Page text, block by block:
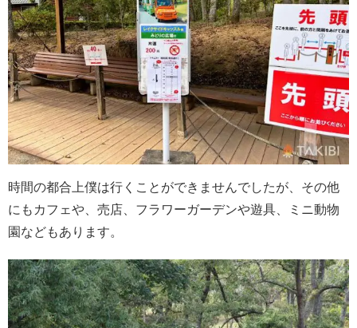
時間の都合上僕は行くことができませんでしたが、その他
にもカフェや、売店、フラワーガーデンや遊具、ミニ動物
園などもあります。